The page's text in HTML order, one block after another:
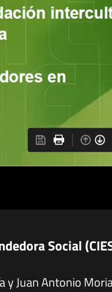
Social
y Juan Antonio